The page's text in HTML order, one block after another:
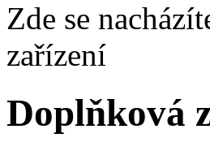
Zde se
zařízení
Doplňková